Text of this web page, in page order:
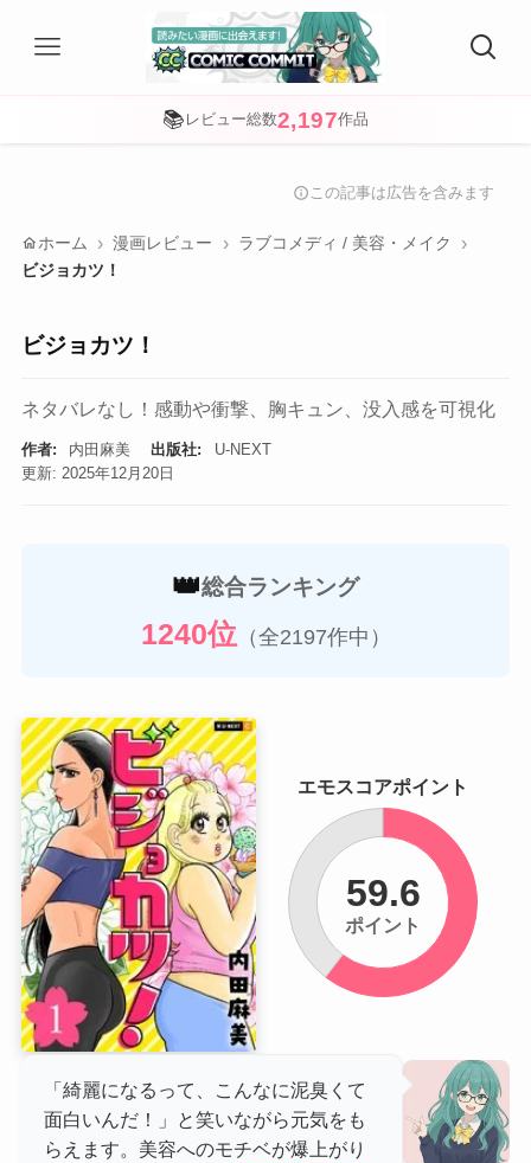
📚 レビュー総数2,197作品
info この記事は広告を含みます
home ホーム 漫画レビュー
ラブコメディ / 美容・メイク
ビジョカツ！
ビジョカツ！
ネタバレなし！感動や衝撃、胸キュン、没入感を可視化
作者: 内田麻美 出版社:
U-NEXT
更新: 2025年12月20日
👑総合ランキング
1240位（全2197作中）
「綺麗になるって、こんなに泥臭くて
面白いんだ！」と笑いながら元気をも
らえます。美容へのモチベが爆上がり
エモスコアポイント
59.6
ポイント